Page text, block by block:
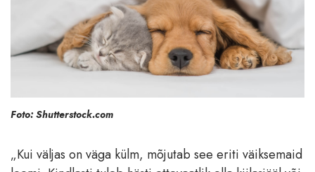
Foto: Shutterstock.com
„Kui väljas on väga külm, mõjutab see eriti väiksemaid